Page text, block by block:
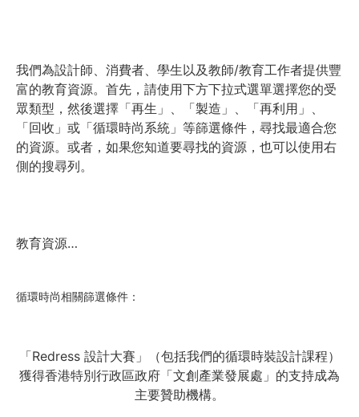
我們為設計師、消費者、學生以及教師/教育工作者提供豐
富的教育資源。首先，請使用下方下拉式選單選擇您的受
眾類型，然後選擇「再生」、「製造」、「再利用」、
「回收」或「循環時尚系統」等篩選條件，尋找最適合您
的資源。或者，如果您知道要尋找的資源，也可以使用右
側的搜尋列。
教育資源…
循環時尚相關篩選條件：
「Redress 設計大賽」（包括我們的循環時裝設計課程）
獲得香港特別行政區政府「文創產業發展處」的支持成為
主要贊助機構。